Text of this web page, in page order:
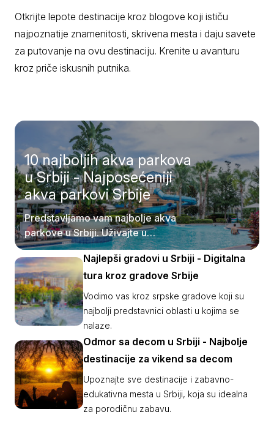
Otkrijte lepote destinacije kroz blogove koji ističu
najpoznatije znamenitosti, skrivena mesta i daju savete
za putovanje na ovu destinaciju. Krenite u avanturu
kroz priče iskusnih putnika.
10 najboljih akva parkova
u Srbiji - Najposećeniji
akva parkovi Srbije
Predstavljamo vam najbolje akva
parkove u Srbiji. Uživajte u
pristupačnosti samih destinacija.
Najlepši gradovi u Srbiji - Digitalna
tura kroz gradove Srbije
Vodimo vas kroz srpske gradove koji su
najbolji predstavnici oblasti u kojima se
nalaze.
Odmor sa decom u Srbiji - Najbolje
destinacije za vikend sa decom
Upoznajte sve destinacije i zabavno-
edukativna mesta u Srbiji, koja su idealna
za porodičnu zabavu.